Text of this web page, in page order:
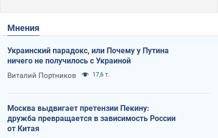
Мнения
Украинский парадокс, или Почему у Путина
ничего не получилось с Украиной
Виталий Портников 17,6 т.
Москва выдвигает претензии Пекину:
дружба превращается в зависимость России
от Китая